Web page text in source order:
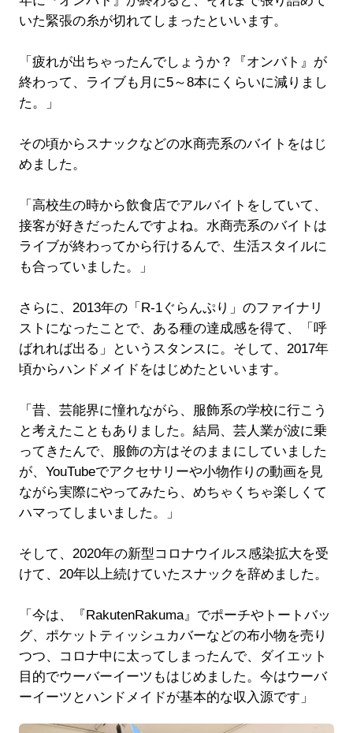
いた緊張の糸が切れてしまったといいます。
「疲れが出ちゃったんでしょうか？『オンバト』が
終わって、ライブも月に5～8本にくらいに減りまし
た。」
その頃からスナックなどの水商売系のバイトをはじ
めました。
「高校生の時から飲食店でアルバイトをしていて、
接客が好きだったんですよね。水商売系のバイトは
ライブが終わってから行けるんで、生活スタイルに
も合っていました。」
さらに、2013年の「R-1ぐらんぷり」のファイナリ
ストになったことで、ある種の達成感を得て、「呼
ばれれば出る」というスタンスに。そして、2017年
頃からハンドメイドをはじめたといいます。
「昔、芸能界に憧れながら、服飾系の学校に行こう
と考えたこともありました。結局、芸人業が波に乗
ってきたんで、服飾の方はそのままにしていました
が、YouTubeでアクセサリーや小物作りの動画を見
ながら実際にやってみたら、めちゃくちゃ楽しくて
ハマってしまいました。」
そして、2020年の新型コロナウイルス感染拡大を受
けて、20年以上続けていたスナックを辞めました。
「今は、『RakutenRakuma』でポーチやトートバッ
グ、ポケットティッシュカバーなどの布小物を売り
つつ、コロナ中に太ってしまったんで、ダイエット
目的でウーバーイーツもはじめました。今はウーバ
ーイーツとハンドメイドが基本的な収入源です」